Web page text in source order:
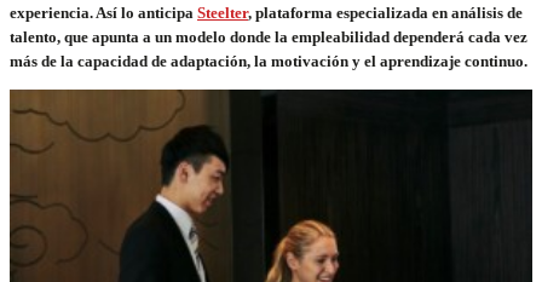
experiencia. Así lo anticipa Steelter, plataforma especializada en análisis de
talento, que apunta a un modelo donde la empleabilidad dependerá cada vez
más de la capacidad de adaptación, la motivación y el aprendizaje continuo.